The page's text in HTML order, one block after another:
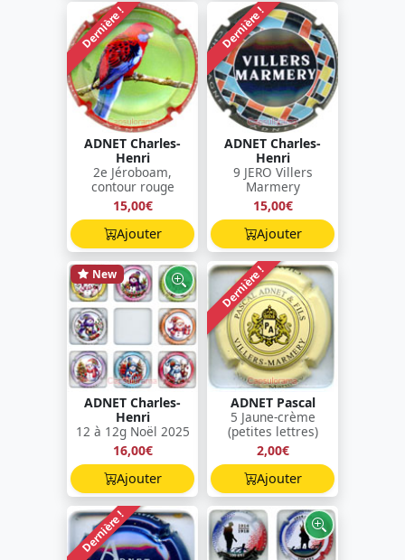
Dernière !
ADNET Charles-
Henri
2e Jéroboam,
contour rouge
15,00€
Ajouter
Dernière !
ADNET Charles-
Henri
9 JERO Villers
Marmery
15,00€
Ajouter
New
ADNET Charles-
Henri
12 à 12g Noël 2025
16,00€
Ajouter
Dernière !
ADNET Pascal
5 Jaune-crème
(petites lettres)
2,00€
Ajouter
Dernière !